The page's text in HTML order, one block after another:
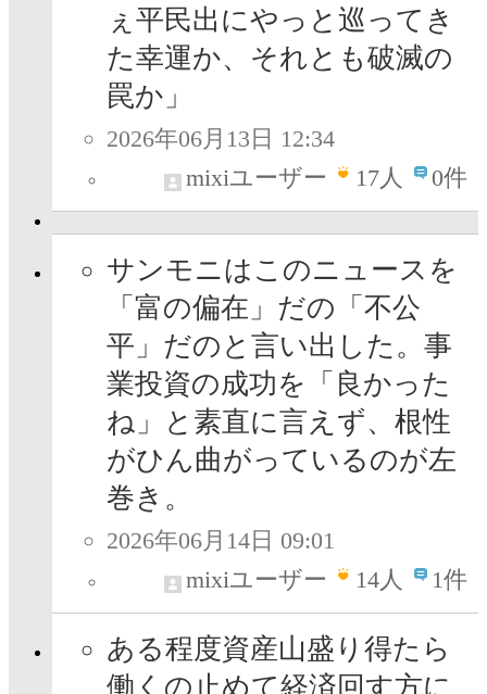
ぇ平民出にやっと巡ってき
た幸運か、それとも破滅の
罠か」
2026年06月13日 12:34
mixiユーザー
17人 0件
サンモニはこのニュースを
「富の偏在」だの「不公
平」だのと言い出した。事
業投資の成功を「良かった
ね」と素直に言えず、根性
がひん曲がっているのが左
巻き。
2026年06月14日 09:01
mixiユーザー
14人 1件
ある程度資産山盛り得たら
働くの止めて経済回す方に